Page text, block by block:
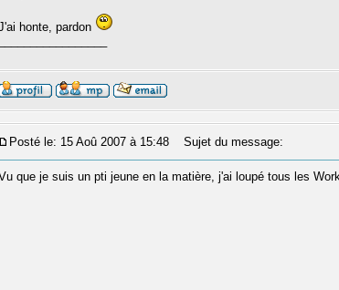
honte, pardon
Posté le: 15 Aoû 2007 à 15:48 Sujet du message:
que je suis un pti jeune en la matière, j'ai loupé tous les